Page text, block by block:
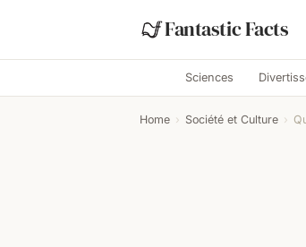
Fantastic Facts
Sciences
Home › Société et Culture ›